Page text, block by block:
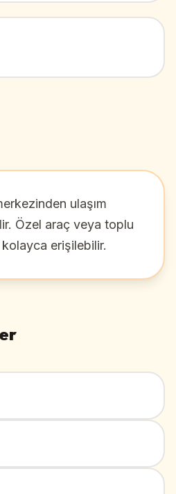
ulaşım
Özel araç veya toplu
kolayca erişilebilir.